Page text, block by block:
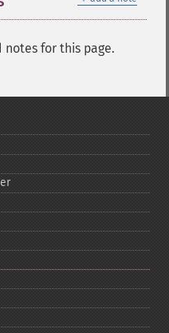
for this page.